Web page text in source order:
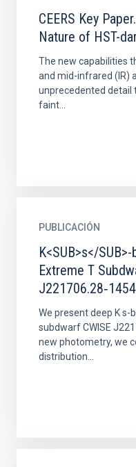
CEERS Key
Nature of HST-
The new capabilities
and mid-infrared (IR)
unprecedented detail
faint...
PUBLICACIÓN
K<SUB>s</
Extreme T
We present deep K
subdwarf CWISE
new photometry, we
distribution...